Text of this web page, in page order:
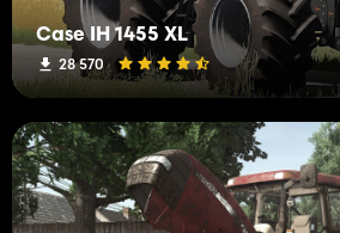
Case IH 1455 XL
28 570